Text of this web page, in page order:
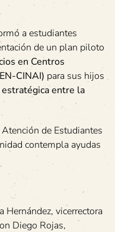
a estudiantes
de un plan piloto
en Centros
CINAI) para sus hijos
estratégica entre la
de Estudiantes
contempla ayudas
vicerrectora
Diego Rojas,